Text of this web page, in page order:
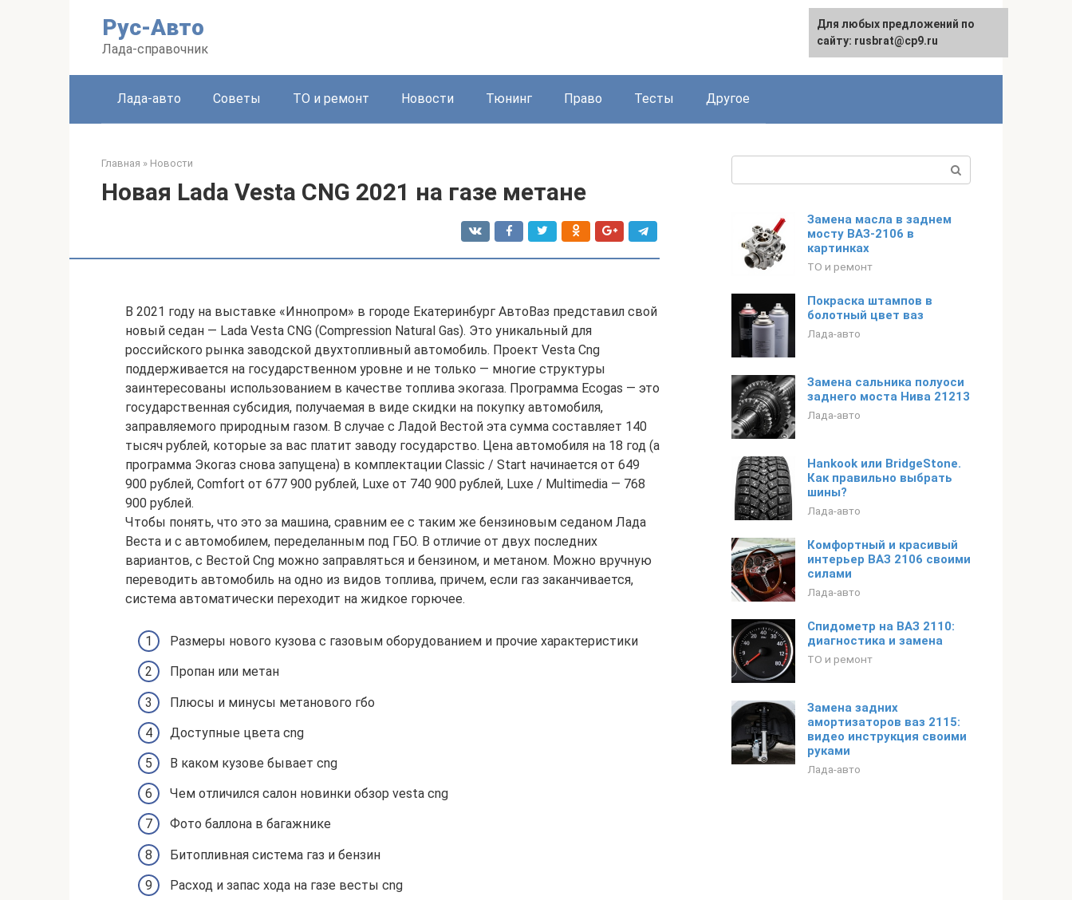
Рус-Авто
Лада-справочник
Лада-авто Советы ТО и ремонт Новости Тюнинг Право Тесты Другое
Главная » Новости
Новая Lada Vesta CNG 2021 на газе метане
В 2021 году на выставке «Иннопром» в городе Екатеринбург АвтоВаз представил свой
новый седан — Lada Vesta CNG (Compression Natural Gas). Это уникальный для
российского рынка заводской двухтопливный автомобиль. Проект Vesta Cng
поддерживается на государственном уровне и не только — многие структуры
заинтересованы использованием в качестве топлива экогаза. Программа Ecogas — это
государственная субсидия, получаемая в виде скидки на покупку автомобиля,
заправляемого природным газом. В случае с Ладой Вестой эта сумма составляет 140
тысяч рублей, которые за вас платит заводу государство. Цена автомобиля на 18 год (а
программа Экогаз снова запущена) в комплектации Classic / Start начинается от 649
900 рублей, Comfort от 677 900 рублей, Luxe от 740 900 рублей, Luxe / Multimedia — 768
900 рублей.
Чтобы понять, что это за машина, сравним ее с таким же бензиновым седаном Лада
Веста и с автомобилем, переделанным под ГБО. В отличие от двух последних
вариантов, с Вестой Cng можно заправляться и бензином, и метаном. Можно вручную
переводить автомобиль на одно из видов топлива, причем, если газ заканчивается,
система автоматически переходит на жидкое горючее.
Размеры нового кузова с газовым оборудованием и прочие характеристики
Пропан или метан
Плюсы и минусы метанового гбо
Доступные цвета cng
В каком кузове бывает cng
Чем отличился салон новинки обзор vesta cng
Фото баллона в багажнике
Битопливная система газ и бензин
Расход и запас хода на газе весты cng
Замена масла в заднем
мосту ВАЗ-2106 в
картинках
ТО и ремонт
Покраска штампов в
болотный цвет ваз
Лада-авто
Замена сальника полуоси
заднего моста Нива 21213
Лада-авто
Hankook или BridgeStone.
Как правильно выбрать
шины?
Лада-авто
Комфортный и красивый
интерьер ВАЗ 2106 своими
силами
Лада-авто
Спидометр на ВАЗ 2110:
диагностика и замена
ТО и ремонт
Замена задних
амортизаторов ваз 2115:
видео инструкция своими
руками
Лада-авто
Для любых предложений по
сайту: rusbrat@cp9.ru